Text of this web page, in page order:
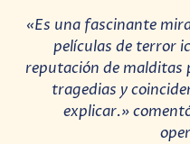
«Es una fascinante
películas de terror
reputación de malditas
tragedias y
explicar.»